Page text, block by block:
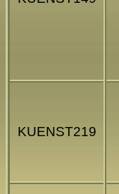
KUENST219